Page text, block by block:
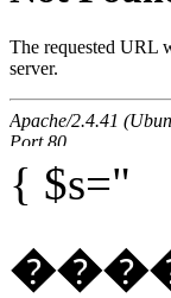
{ $s="